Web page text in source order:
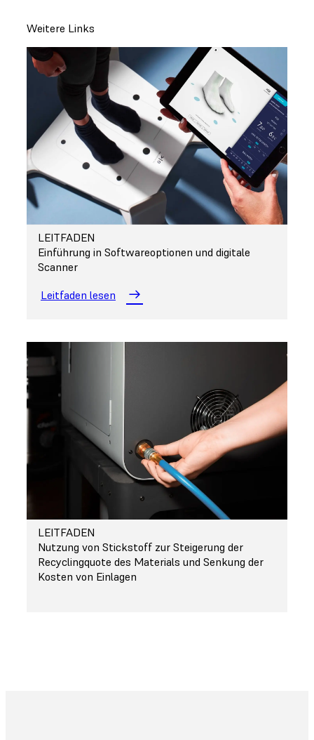
Weitere Links
LEITFADEN
Einführung in Softwareoptionen und digitale
Scanner
Leitfaden lesen
LEITFADEN
Nutzung von Stickstoff zur Steigerung der
Recyclingquote des Materials und Senkung der
Kosten von Einlagen